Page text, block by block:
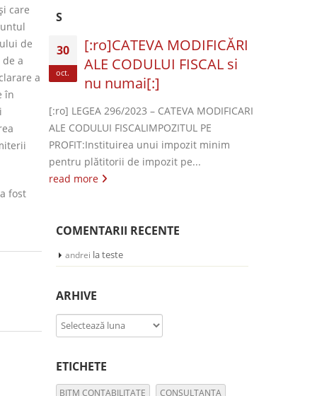
care
de
a
a
în
a fost
S
30
oct.
[:ro]CATEVA MODIFICĂRI
ALE CODULUI FISCAL si
nu numai[:]
[:ro] LEGEA 296/2023 – CATEVA MODIFICARI
ALE CODULUI FISCALIMPOZITUL PE
PROFIT:Instituirea unui impozit minim
pentru plătitorii de impozit pe...
read more
COMENTARII RECENTE
andrei lateste
ARHIVE
Arhive
ETICHETE
BITM CONTABILITATE CONSULTANTA